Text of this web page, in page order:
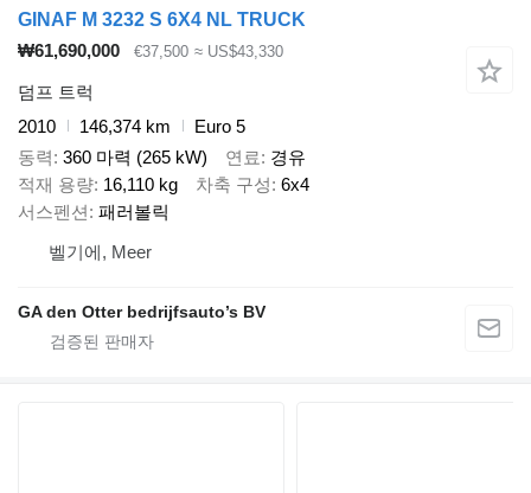
GINAF M 3232 S 6X4 NL TRUCK
₩61,690,000
€37,500 ≈ US$43,330
덤프 트럭
2010
146,374 km
Euro 5
동력 360 마력 (265 kW) 연료
경유
적재 용량 16,110 kg 차축 구성 6x4
서스펜션 패러볼릭
벨기에, Meer
GA den Otter bedrijfsauto’s BV